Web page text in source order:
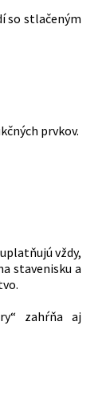
so stlačeným
prvkov.
vždy,
stavenisku a
zahŕňa aj